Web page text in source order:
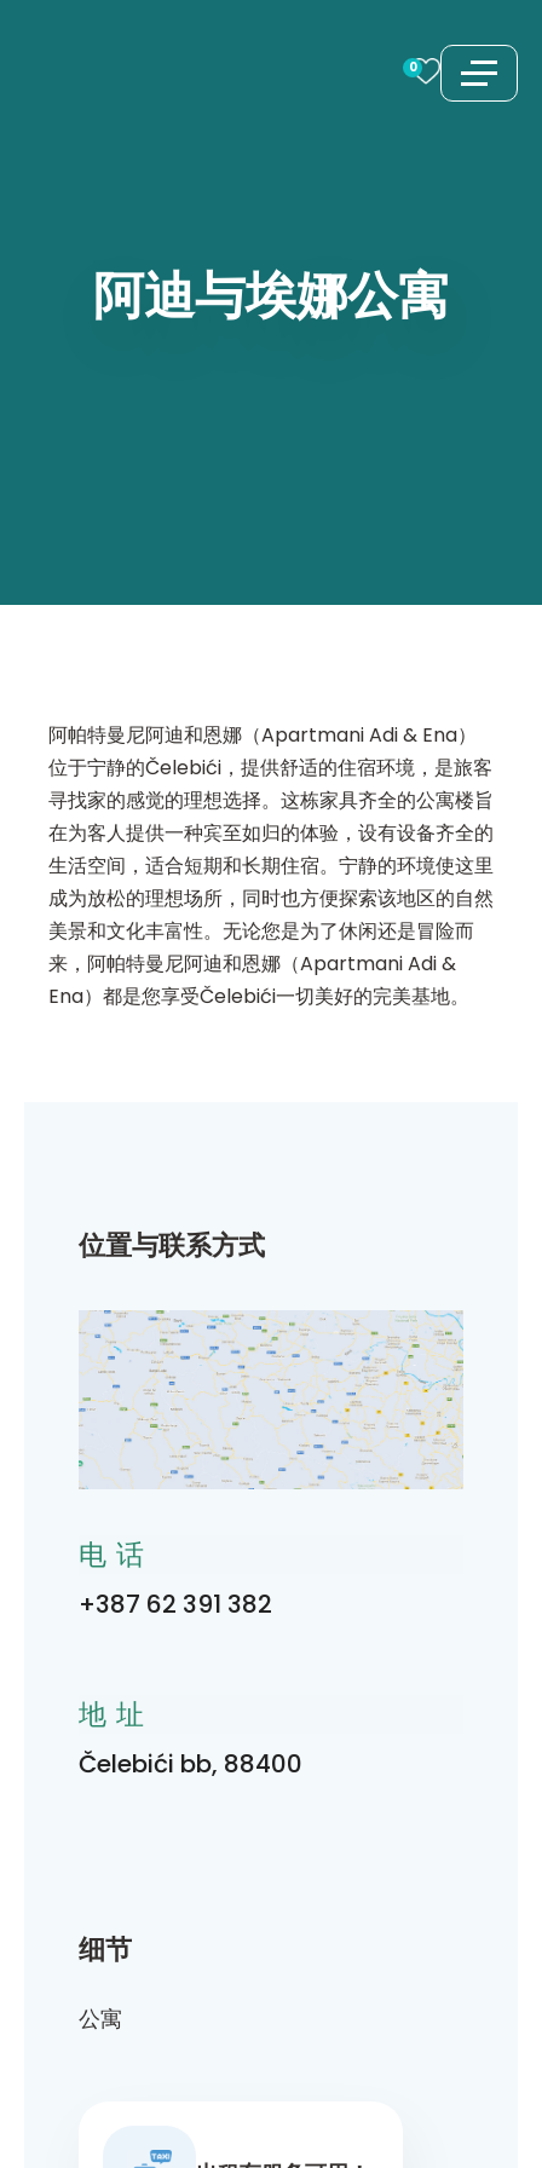
0
阿迪与埃娜公寓
阿帕特曼尼阿迪和恩娜（Apartmani Adi & Ena）
位于宁静的Čelebići，提供舒适的住宿环境，是旅客
寻找家的感觉的理想选择。这栋家具齐全的公寓楼旨
在为客人提供一种宾至如归的体验，设有设备齐全的
生活空间，适合短期和长期住宿。宁静的环境使这里
成为放松的理想场所，同时也方便探索该地区的自然
美景和文化丰富性。无论您是为了休闲还是冒险而
来，阿帕特曼尼阿迪和恩娜（Apartmani Adi &
Ena）都是您享受Čelebići一切美好的完美基地。
细节
公寓
位置与联系方式
电话
+387 62 391 382
地址
Čelebići bb, 88400